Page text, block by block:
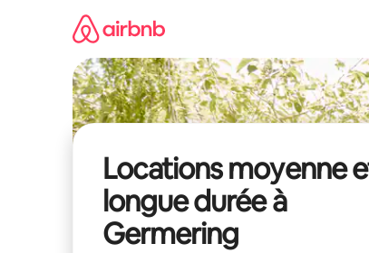
Locations moyenne
longue durée à
Germering